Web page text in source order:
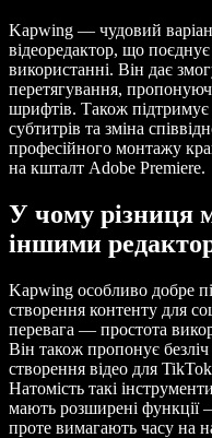
Kapwing — чудовий
відеоредактор, що
використанні. Він дає
перетягування,
шрифтів. Також підтримує
субтитрів та зміна
професійного монтажу
на кшталт Adobe Premiere.
У чому різниця
іншими
Kapwing особливо добре
створення контенту для
перевага — простота
Він також пропонує
створення відео для
Натомість такі
мають розширені функції
проте вимагають часу на